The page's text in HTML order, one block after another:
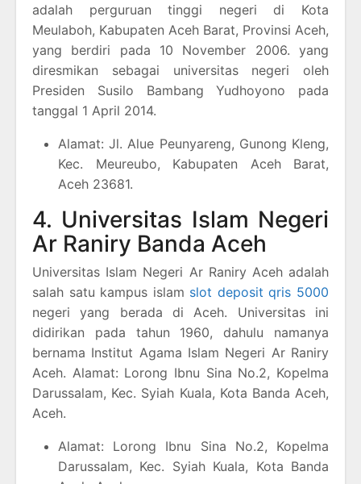
adalah perguruan tinggi negeri di Kota
Meulaboh, Kabupaten Aceh Barat, Provinsi Aceh,
yang berdiri pada 10 November 2006. yang
diresmikan sebagai universitas negeri oleh
Presiden Susilo Bambang Yudhoyono pada
tanggal 1 April 2014.
Alamat: Jl. Alue Peunyareng, Gunong Kleng,
Kec. Meureubo, Kabupaten Aceh Barat,
Aceh 23681.
4. Universitas Islam Negeri
Ar Raniry Banda Aceh
Universitas Islam Negeri Ar Raniry Aceh adalah
salah satu kampus islam slot deposit qris 5000
negeri yang berada di Aceh. Universitas ini
didirikan pada tahun 1960, dahulu namanya
bernama Institut Agama Islam Negeri Ar Raniry
Aceh. Alamat: Lorong Ibnu Sina No.2, Kopelma
Darussalam, Kec. Syiah Kuala, Kota Banda Aceh,
Aceh.
Alamat: Lorong Ibnu Sina No.2, Kopelma
Darussalam, Kec. Syiah Kuala, Kota Banda